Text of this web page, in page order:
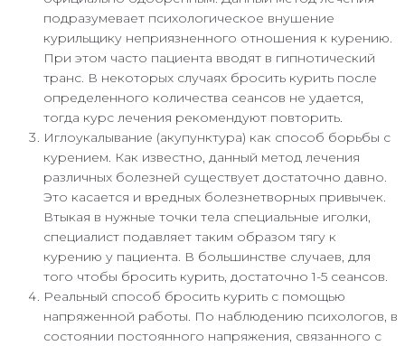
подразумевает психологическое внушение
курильщику неприязненного отношения к курению.
При этом часто пациента вводят в гипнотический
транс. В некоторых случаях бросить курить после
определенного количества сеансов не удается,
тогда курс лечения рекомендуют повторить.
Иглоукалывание (акупунктура) как способ борьбы с
курением. Как известно, данный метод лечения
различных болезней существует достаточно давно.
Это касается и вредных болезнетворных привычек.
Втыкая в нужные точки тела специальные иголки,
специалист подавляет таким образом тягу к
курению у пациента. В большинстве случаев, для
того чтобы бросить курить, достаточно 1-5 сеансов.
Реальный способ бросить курить с помощью
напряженной работы. По наблюдению психологов, в
состоянии постоянного напряжения, связанного с